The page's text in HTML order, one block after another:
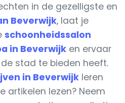
in de gezelligste en
Beverwijk, laat je
schoonheidssalon
in Beverwijk en ervaar
stad te bieden heeft.
in Beverwijk leren
artikelen lezen? Neem